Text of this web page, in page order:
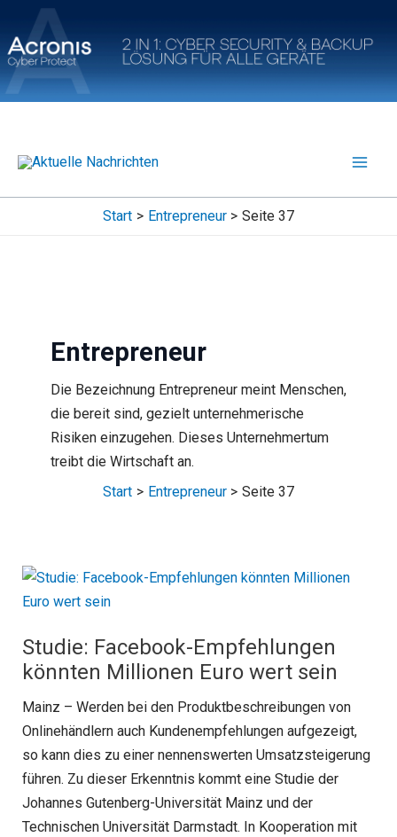
Inhalt
springen
Start Entrepreneur Seite 37
Entrepreneur
Die Bezeichnung Entrepreneur meint Menschen,
die bereit sind, gezielt unternehmerische
Risiken einzugehen. Dieses Unternehmertum
treibt die Wirtschaft an.
Start
Entrepreneur Seite 37
Studie: Facebook-Empfehlungen
könnten Millionen Euro wert sein
Mainz – Werden bei den Produktbeschreibungen von
Onlinehändlern auch Kundenempfehlungen aufgezeigt,
so kann dies zu einer nennenswerten Umsatzsteigerung
führen. Zu dieser Erkenntnis kommt eine Studie der
Johannes Gutenberg-Universität Mainz und der
Technischen Universität Darmstadt. In Kooperation mit